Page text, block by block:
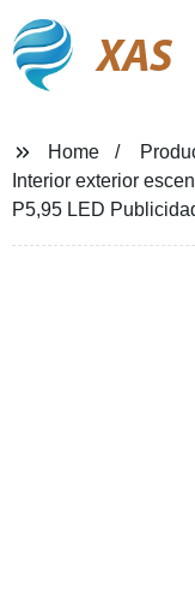
XAS
Home
Interior exterior
P5,95 LED